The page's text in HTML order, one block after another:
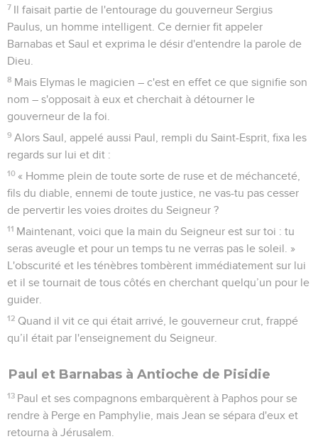
7 Il faisait partie de l'entourage du gouverneur Sergius
Paulus, un homme intelligent. Ce dernier fit appeler
Barnabas et Saul et exprima le désir d'entendre la parole de
Dieu.
8 Mais Elymas le magicien – c'est en effet ce que signifie son
nom – s'opposait à eux et cherchait à détourner le
gouverneur de la foi.
9 Alors Saul, appelé aussi Paul, rempli du Saint-Esprit, fixa les
regards sur lui et dit :
10 « Homme plein de toute sorte de ruse et de méchanceté,
fils du diable, ennemi de toute justice, ne vas-tu pas cesser
de pervertir les voies droites du Seigneur ?
11 Maintenant, voici que la main du Seigneur est sur toi : tu
seras aveugle et pour un temps tu ne verras pas le soleil. »
L'obscurité et les ténèbres tombèrent immédiatement sur lui
et il se tournait de tous côtés en cherchant quelqu’un pour le
guider.
12 Quand il vit ce qui était arrivé, le gouverneur crut, frappé
qu’il était par l'enseignement du Seigneur.
Paul et Barnabas à Antioche de Pisidie
13 Paul et ses compagnons embarquèrent à Paphos pour se
rendre à Perge en Pamphylie, mais Jean se sépara d'eux et
retourna à Jérusalem.